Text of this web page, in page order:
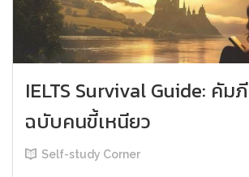
IELTS Survival Guide: คัม
ฉบับคนขี้เหนียว
Self-study Corner